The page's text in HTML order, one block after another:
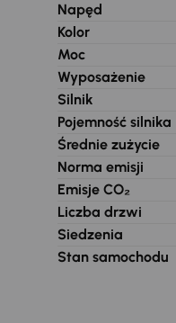
Napęd
Kolor
Moc
Wyposażenie
Silnik
Pojemność silnika
Średnie zużycie
Norma emisji
Emisje CO₂
Liczba drzwi
Siedzenia
Stan samochodu